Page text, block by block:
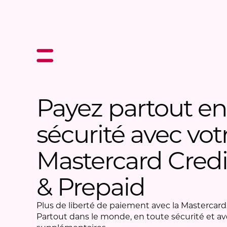
Payez partout
sécurité avec
Mastercard
& Prepaid
Plus de liberté de paiement avec la
Partout dans le monde, en toute sécurité et